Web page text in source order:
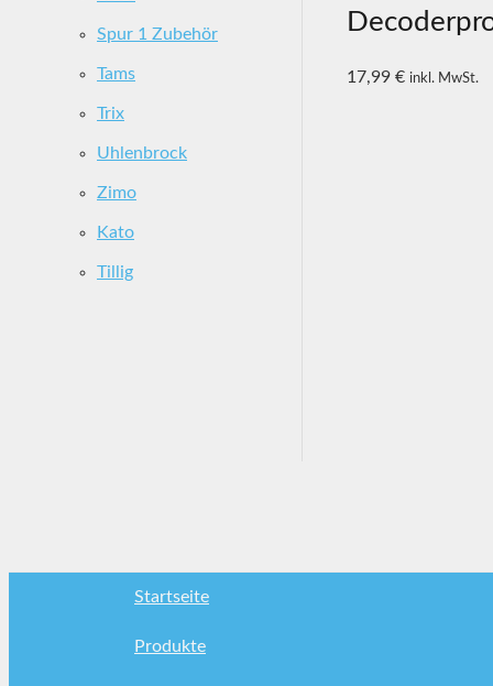
Spur 1 Zubehör
Tams
Trix
Uhlenbrock
Zimo
Kato
Tillig
17,99 € inkl. MwSt.
Startseite
Produkte